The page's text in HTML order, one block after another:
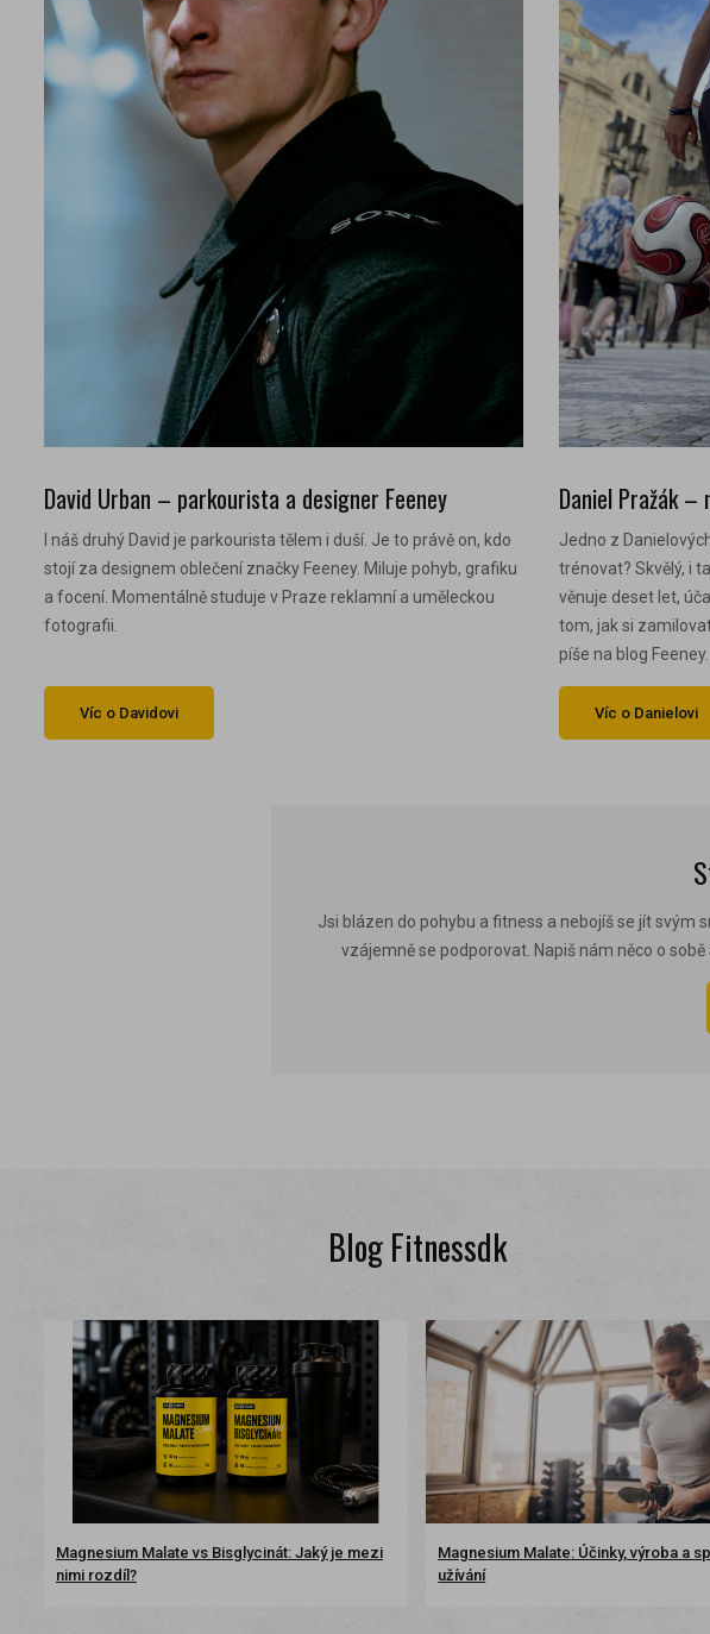
David Urban – parkourista a designer Feeney
I náš druhý David je parkourista tělem i duší. Je to právě on, kdo
stojí za designem oblečení značky Feeney. Miluje pohyb, grafiku
a focení. Momentálně studuje v Praze reklamní a uměleckou
fotografii.
Víc o Davidovi
Daniel Pražák
Jedno z
trénovat? Skvělý, i
věnuje deset let,
tom, jak si
píše na blog Feeney.
Víc o Danielovi
Jsi blázen do pohybu a fitness a nebojíš se jít svým
vzájemně se podporovat. Napiš nám něco o
Blog Fitnessdk
Magnesium Malate vs Bisglycinát: Jaký je mezi
nimi rozdíl?
Magnesium Malate: Účinky, výroba a
užívání